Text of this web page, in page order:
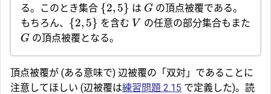
る。このとき集合 {2, 5} は G の頂点被覆である。
もちろん、 {2, 5} を含む V の任意の部分集合もまた
G の頂点被覆となる。
頂点被覆が (ある意味で) 辺被覆の「双対 」であることに
注意してほしい (辺被覆は練習問題 2.15 で定義した)。読